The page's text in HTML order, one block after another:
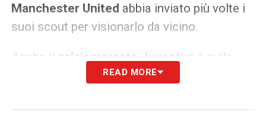
Manchester United abbia inviato più volte i
suoi scout per visionarlo da vicino.
Anche il calciomercato Juventus
è sulle
tracce del talentuoso centrocampista, per il
rescissoria da 120 milionidi euro, come
READ MORE